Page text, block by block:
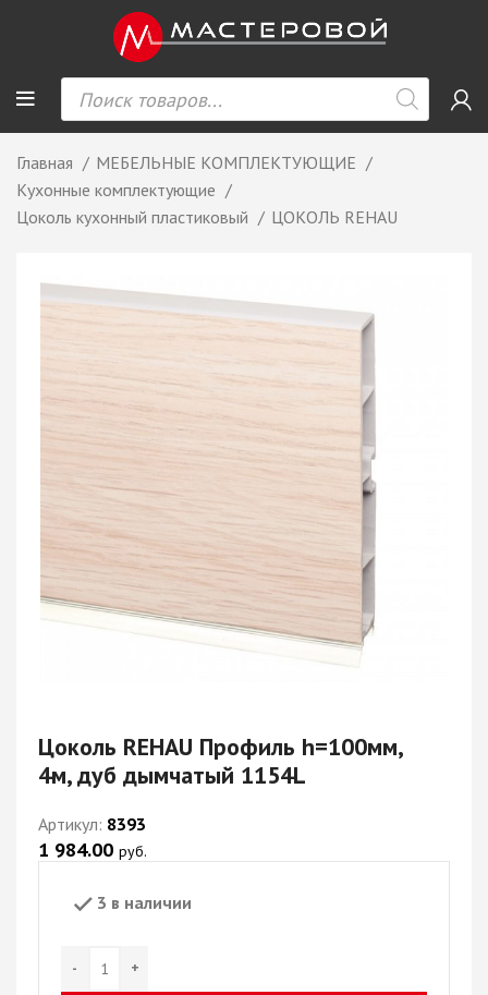
Главная
МЕБЕЛЬНЫЕ КОМПЛЕКТУЮЩИЕ
Кухонные комплектующие
Цоколь кухонный пластиковый
ЦОКОЛЬ REHAU
Цоколь REHAU Профиль h=100мм,
4м, дуб дымчатый 1154L
Артикул: 8393
1 984.00 руб.
3 в наличии